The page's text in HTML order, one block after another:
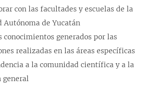
con las facultades y escuelas de la
Autónoma de Yucatán
generados por las
realizadas en las áreas específicas
a la comunidad científica y a la
general